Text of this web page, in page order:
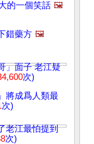
的一個笑話 🖼️
錯藥方 🖼️
」面子 老江疑
次)
將成爲人類最
次)
老江最怕提到
次)